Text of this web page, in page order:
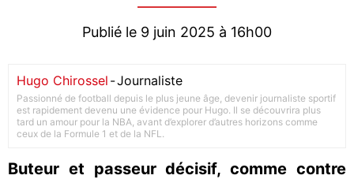
Publié le 9 juin 2025 à 16h00
Hugo Chirossel -Journaliste
Passionné de football depuis le plus jeune âge, devenir journaliste sportif
est rapidement devenu une évidence pour Hugo. Il se découvrira plus
tard un amour pour la NBA, avant d’explorer d’autres horizons comme
ceux de la Formule 1 et de la NFL.
Buteur et passeur décisif, comme contre